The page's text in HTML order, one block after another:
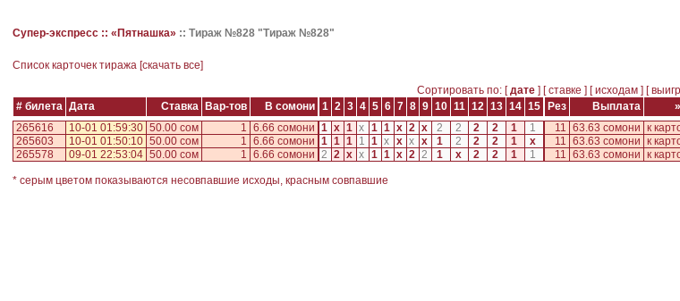
Супер-экспресс :: «Пятнашка» :: Тираж №828 "Тираж №828"
Cписок карточек тиража [скачать все]
Сортировать по: [дате ] [ставке ] [исходам ] [
# билета Дата Ставка Вар-тов В сомони 1 2 3 4 5 6 7 8 9 10 11 12 13 14 15 Рез Выплата
»
265616
10-01 01:59:30 50.00 сом 1 6.66 сомони 1 x 1 x 1 1 x 2 x 2 2 2 2 1 1 11 63.63 сомони к
265603
10-01 01:50:10 50.00 сом 1 6.66 сомони 1 1 1 1 1 x x x x 1 2 2 2 1 x 11 63.63 сомони к
265578
09-01 22:53:04 50.00 сом 1 6.66 сомони 2 2 x x 1 1 x 2 2 1 x 2 2 1 1 11 63.63 сомони к
* серым цветом показываются несовпавшие исходы, красным совпавшие